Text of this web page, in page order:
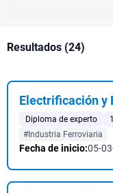
Resultados (24)
Electrificación y
Diploma de experto
#Industria Ferroviaria
Fecha de inicio:05-